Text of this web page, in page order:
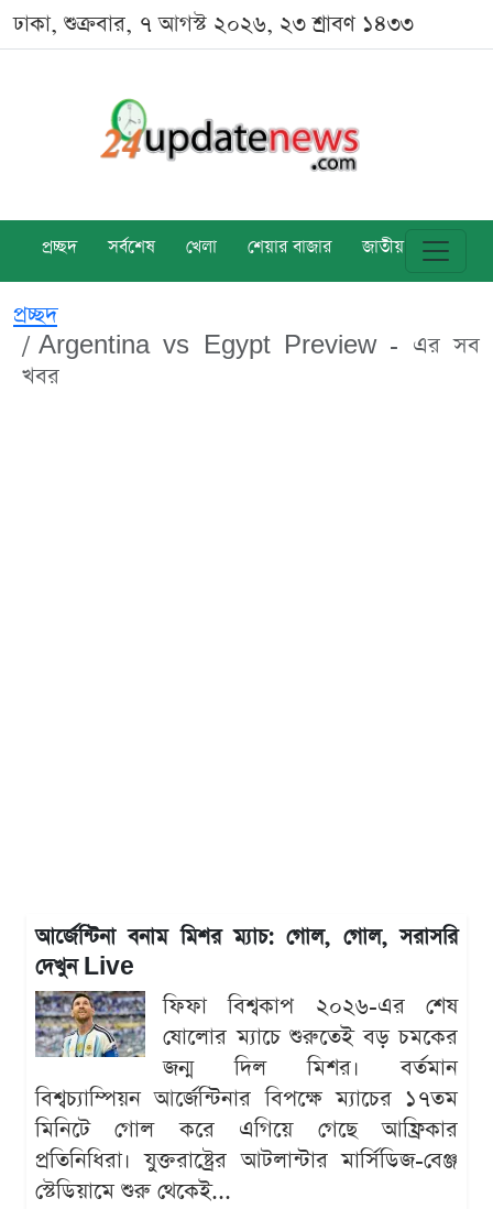
ঢাকা, শুক্রবার, ৭ আগস্ট ২০২৬, ২৩ শ্রাবণ ১৪৩৩
প্রচ্ছদ সর্বশেষ খেলা শেয়ার বাজার জাতীয় বিশ্ব
প্রচ্ছদ
Argentina vs Egypt Preview - এর সব
খবর
আর্জেন্টিনা বনাম মিশর ম্যাচ: গোল, গোল, সরাসরি
দেখুন Live
ফিফা বিশ্বকাপ ২০২৬-এর শেষ
ষোলোর ম্যাচে শুরুতেই বড় চমকের
জন্ম দিল মিশর। বর্তমান
বিশ্বচ্যাম্পিয়ন আর্জেন্টিনার বিপক্ষে ম্যাচের ১৭তম
মিনিটে গোল করে এগিয়ে গেছে আফ্রিকার
প্রতিনিধিরা। যুক্তরাষ্ট্রের আটলান্টার মার্সিডিজ-বেঞ্জ
স্টেডিয়ামে শুরু থেকেই...